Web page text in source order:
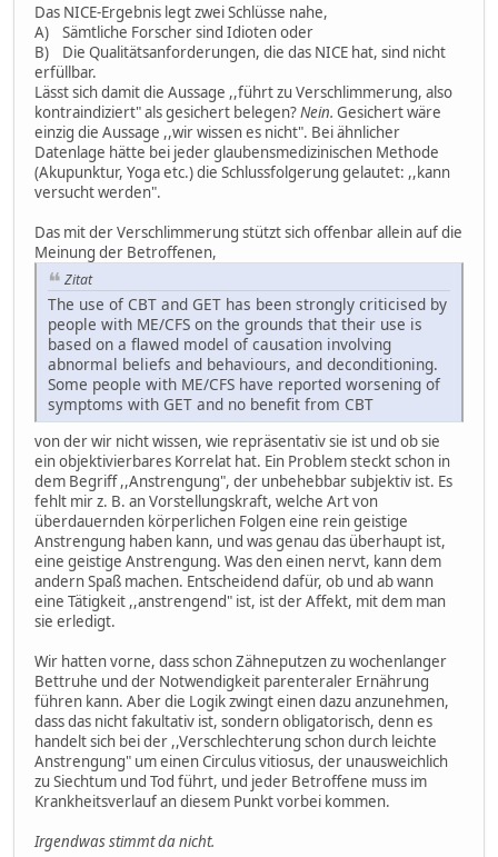
Das NICE-Ergebnis legt zwei Schlüsse nahe,
A) Sämtliche Forscher sind Idioten oder
B) Die Qualitätsanforderungen, die das NICE hat, sind nicht
erfüllbar.
Lässt sich damit die Aussage ,,führt zu Verschlimmerung, also
kontraindiziert" als gesichert belegen?Nein. Gesichert wäre
einzig die Aussage ,,wir wissen es nicht". Bei ähnlicher
Datenlage hätte bei jeder glaubensmedizinischen Methode
(Akupunktur, Yoga etc.) die Schlussfolgerung gelautet: ,,kann
versucht werden".
Das mit der Verschlimmerung stützt sich offenbar allein auf die
Meinung der Betroffenen,
Zitat
The use of CBT and GET has been strongly criticised by
people with ME/CFS on the grounds that their use is
based on a flawed model of causation involving
abnormal beliefs and behaviours, and deconditioning.
Some people with ME/CFS have reported worsening of
symptoms with GET and no benefit from CBT
von der wir nicht wissen, wie repräsentativ sie ist und ob sie
ein objektivierbares Korrelat hat. Ein Problem steckt schon in
dem Begriff ,,Anstrengung", der unbehebbar subjektiv ist. Es
fehlt mir z. B. an Vorstellungskraft, welche Art von
überdauernden körperlichen Folgen eine rein geistige
Anstrengung haben kann, und was genau das überhaupt ist,
eine geistige Anstrengung. Was den einen nervt, kann dem
andern Spaß machen. Entscheidend dafür, ob und ab wann
eine Tätigkeit ,,anstrengend" ist, ist der Affekt, mit dem man
sie erledigt.
Wir hatten vorne, dass schon Zähneputzen zu wochenlanger
Bettruhe und der Notwendigkeit parenteraler Ernährung
führen kann. Aber die Logik zwingt einen dazu anzunehmen,
dass das nicht fakultativ ist, sondern obligatorisch, denn es
handelt sich bei der ,,Verschlechterung schon durch leichte
Anstrengung" um einen Circulus vitiosus, der unausweichlich
zu Siechtum und Tod führt, und jeder Betroffene muss im
Krankheitsverlauf an diesem Punkt vorbei kommen.
Irgendwas stimmt da nicht.